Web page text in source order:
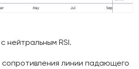
нейтральным RSI.
сопротивления линии падающего